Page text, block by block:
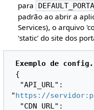
para
padrão ao abrir a
Services), o arquivo
'static' do site dos
Exemplo de
" https://